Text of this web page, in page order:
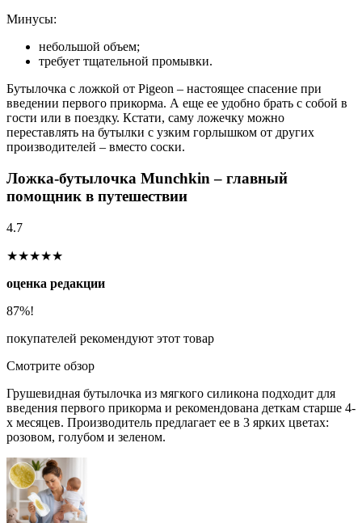
Минусы:
небольшой объем;
требует тщательной промывки.
Бутылочка с ложкой от Pigeon – настоящее спасение при
введении первого прикорма. А еще ее удобно брать с собой в
гости или в поездку. Кстати, саму ложечку можно
переставлять на бутылки с узким горлышком от других
производителей – вместо соски.
Ложка-бутылочка Munchkin – главный
помощник в путешествии
4.7
★★★★★
оценка редакции
87%!
покупателей рекомендуют этот товар
Смотрите обзор
Грушевидная бутылочка из мягкого силикона подходит для
введения первого прикорма и рекомендована деткам старше 4-
х месяцев. Производитель предлагает ее в 3 ярких цветах:
розовом, голубом и зеленом.